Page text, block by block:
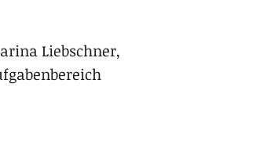
Lieb­sch­ner,